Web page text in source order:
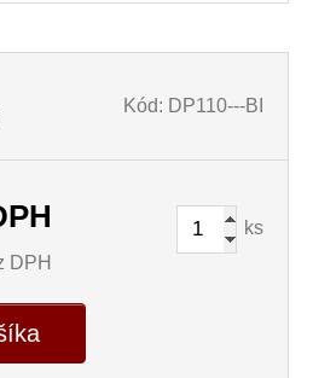
Kód: DP110---BI
DPH
ks